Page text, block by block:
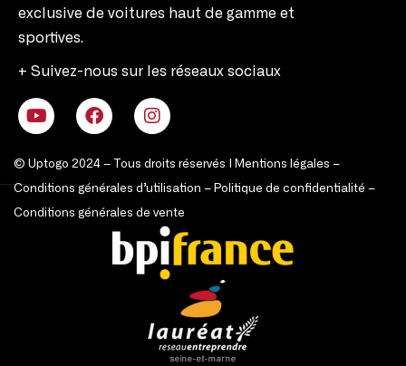
exclusive de voitures haut de gamme et
sportives.
+ Suivez-nous sur les réseaux sociaux
© Uptogo 2024 – Tous droits réservés | Mentions légales –
Conditions générales d’utilisation – Politique de confidentialité –
Conditions générales de vente